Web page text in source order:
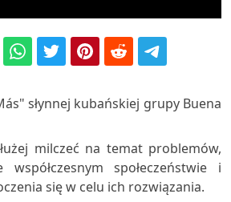
słynnej kubańskiej grupy Buena
milczeć na temat problemów,
społeczeństwie i
się w celu ich rozwiązania.